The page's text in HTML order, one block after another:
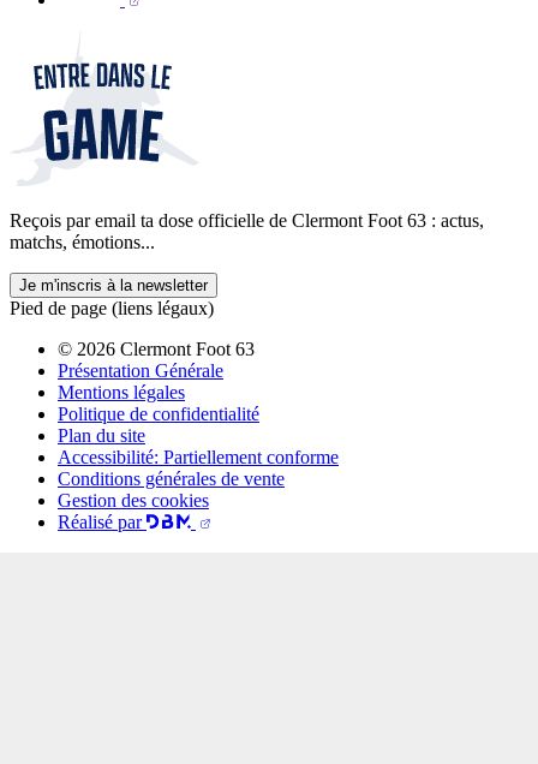
Reçois par email ta dose officielle de Clermont Foot 63 : actus,
matchs, émotions...
Je m'inscris à la newsletter
Pied de page (liens légaux)
© 2026 Clermont Foot 63
Présentation Générale
Mentions légales
Politique de confidentialité
Plan du site
Accessibilité: Partiellement conforme
Conditions générales de vente
Gestion des cookies
Réalisé par